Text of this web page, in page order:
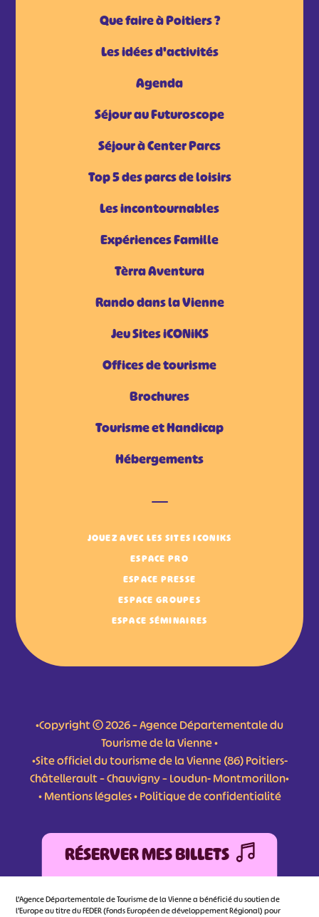
Que faire à Poitiers ?
Les idées d'activités
Agenda
Séjour au Futuroscope
Séjour à Center Parcs
Top 5 des parcs de loisirs
Les incontournables
Expériences Famille
Tèrra Aventura
Rando dans la Vienne
Jeu Sites iCONiKS
Offices de tourisme
Brochures
Tourisme et Handicap
Hébergements
JOUEZ AVEC LES SITES ICONIKS
ESPACE PRO
ESPACE PRESSE
ESPACE GROUPES
ESPACE SÉMINAIRES
•Copyright © 2026 – Agence Départementale du
Tourisme de la Vienne •
•Site officiel du tourisme de la Vienne (86) Poitiers-
Châtellerault – Chauvigny – Loudun- Montmorillon•
•Mentions légales•Politique de confidentialité
RÉSERVER MES BILLETS
L'Agence Départementale de Tourisme de la Vienne a bénéficié du soutien de
l’Europe au titre du FEDER (Fonds Européen de développement Régional) pour